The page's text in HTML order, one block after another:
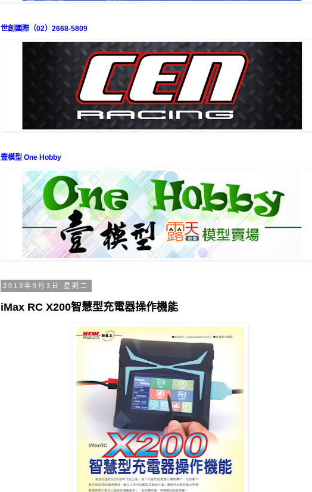
世創國際（02）2668-5809
壹模型 One Hobby
2013年9月3日 星期二
iMax RC X200智慧型充電器操作機能